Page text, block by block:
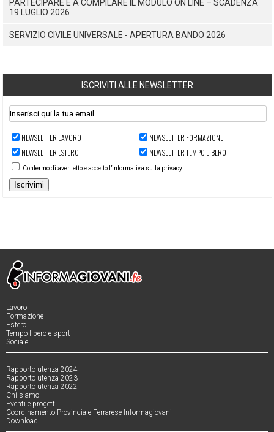
PARTECIPARE E A COMPILARE IL MODULO ON LINE – SCADENZA
19 LUGLIO 2026
SERVIZIO CIVILE UNIVERSALE - APERTURA BANDO 2026
ISCRIVITI ALLE NEWSLETTER
NEWSLETTER LAVORO
NEWSLETTER FORMAZIONE
NEWSLETTER ESTERO
NEWSLETTER TEMPO LIBERO
Confermo di aver letto e accetto l’informativa sulla privacy
Iscrivimi
Lavoro
Formazione
Estero
Tempo libero e sport
Sociale
Rapporto utenza 2024
Rapporto utenza 2023
Rapporto utenza 2022
Chi siamo
Eventi e progetti
Coordinamento Provinciale Ferrarese Informagiovani
Download